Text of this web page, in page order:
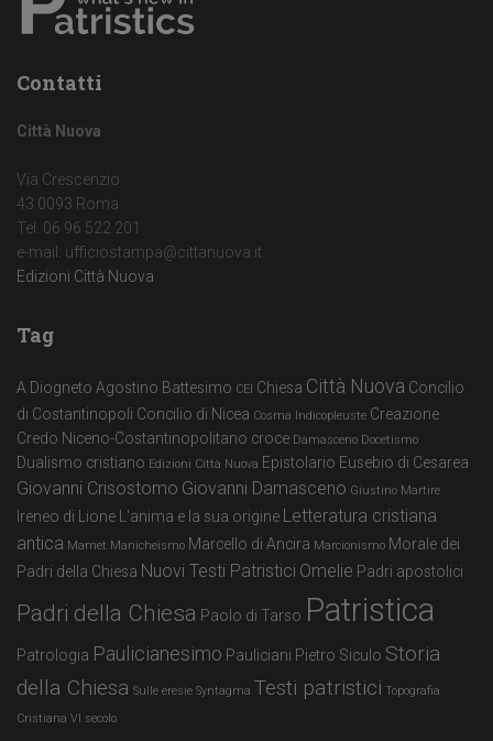
Contatti
Città Nuova
Via Crescenzio
43 0093 Roma
Tel. 06 96 522 201
e-mail: ufficiostampa@cittanuova.it
Edizioni Città Nuova
Tag
A Diogneto Agostino Battesimo CEI Chiesa Città Nuova Concilio
di Costantinopoli Concilio di Nicea Cosma Indicopleuste Creazione
Credo Niceno-Costantinopolitano croce Damasceno Docetismo
Dualismo cristiano Edizioni Città Nuova Epistolario Eusebio di Cesarea
Giovanni Crisostomo Giovanni Damasceno Giustino Martire
Ireneo di Lione L'anima e la sua origine Letteratura cristiana
antica Mamet Manicheismo Marcello di Ancira Marcionismo Morale dei
Padri della Chiesa Nuovi Testi Patristici Omelie Padri apostolici
Padri della Chiesa Paolo di Tarso Patristica
Patrologia Paulicianesimo Pauliciani Pietro Siculo Storia
della Chiesa Sulle eresie Syntagma Testi patristici Topografia
Cristiana VI secolo